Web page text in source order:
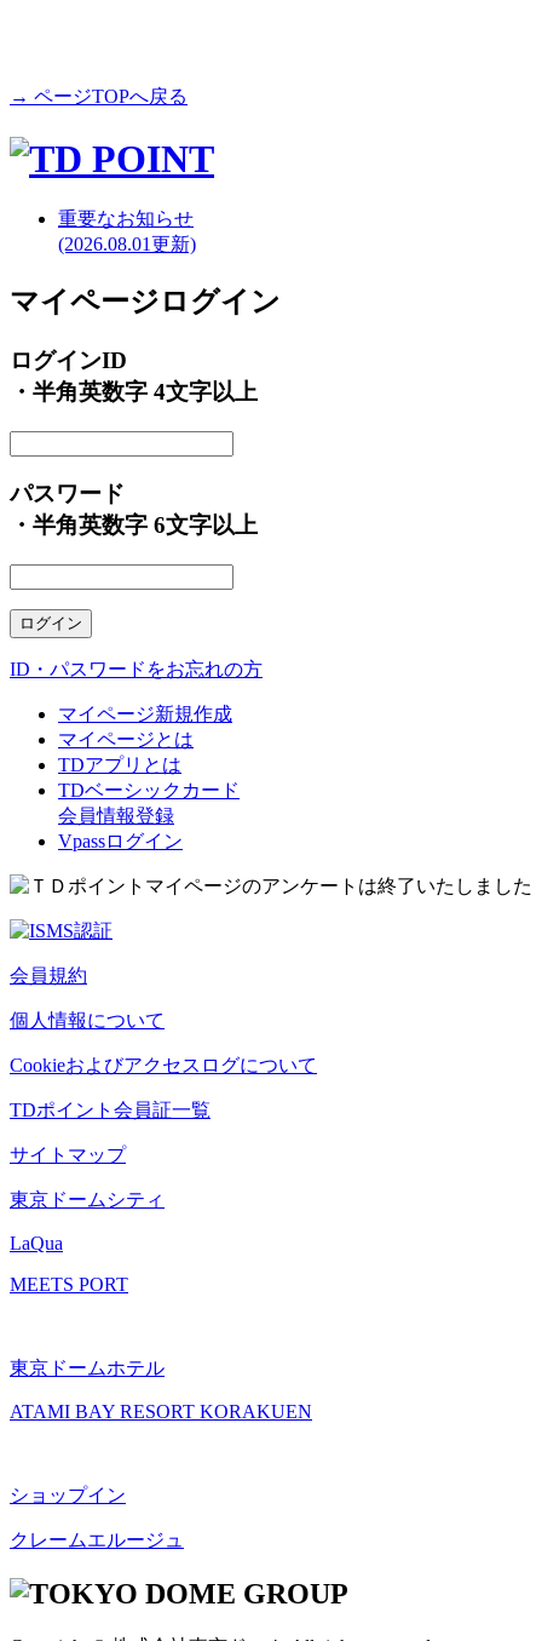
→ ページTOPへ戻る
重要なお知らせ
(2026.08.01更新)
マイページログイン
ログインID
・半角英数字 4文字以上
パスワード
・半角英数字 6文字以上
ID・パスワードをお忘れの方
マイページ新規作成
マイページとは
TDアプリとは
TDベーシックカード
会員情報登録
Vpassログイン
会員規約
個人情報について
Cookieおよびアクセスログについて
TDポイント会員証一覧
サイトマップ
東京ドームシティ
LaQua
MEETS PORT
東京ドームホテル
ATAMI BAY RESORT KORAKUEN
ショップイン
クレームエルージュ